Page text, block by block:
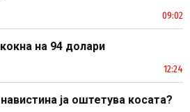
09:02
на 94 долари
12:24
ја оштетува косата?